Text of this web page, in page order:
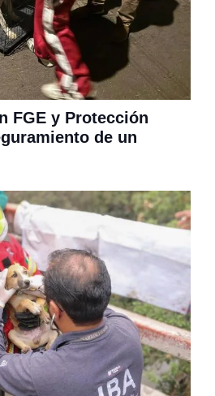
FGE y Protección
de un